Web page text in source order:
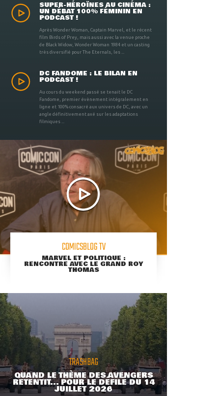
SUPER-HÉROÏNES AU CINÉMA :
UN DÉBAT 100% FÉMININ EN
PODCAST !
Après Wonder Woman, Captain Marvel, et le récent
film Birds of Prey, mais aussi avec la venue proche
de Black Widow, Wonder Woman 1984 et un casting
très diversifié pour The Eternals, les ...
DC FANDOME : LE BILAN EN
PODCAST !
Au cours du weekend passé se tenait le DC
Fandome, premier évènement intégralement en
ligne et 100% consacré aux univers de DC, avec un
angle définitivement axé sur les adaptations
filmiques ...
COMICSBLOG TV
MARVEL ET POLITIQUE :
RENCONTRE AVEC LE GRAND ROY
THOMAS
TRASHBAG
QUAND LE THÈME DES AVENGERS
RETENTIT... POUR LE DÉFILÉ DU 14
JUILLET 2026